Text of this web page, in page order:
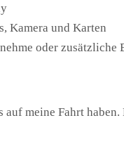
Kamera und Karten
oder zusätzliche
meine Fahrt